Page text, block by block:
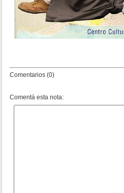
Comentarios (0)
Comentá esta nota: